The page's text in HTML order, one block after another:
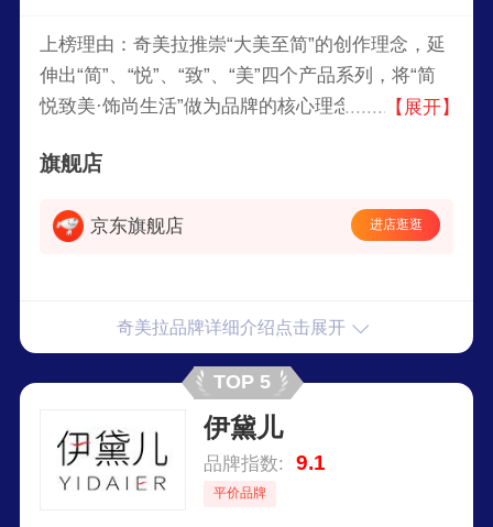
上榜理由：奇美拉推崇“大美至简”的创作理念，延
伸出“简”、“悦”、“致”、“美”四个产品系列，将“简
悦致美·饰尚生活”做为品牌的核心理念，定位于都
主营发夹、发圈、发箍、发带、儿童发饰等。
【展开】
旗舰店
京东旗舰店 进店逛逛
奇美拉品牌详细介绍点击展开
TOP 5
伊黛儿
品牌指数: 9.1
平价品牌